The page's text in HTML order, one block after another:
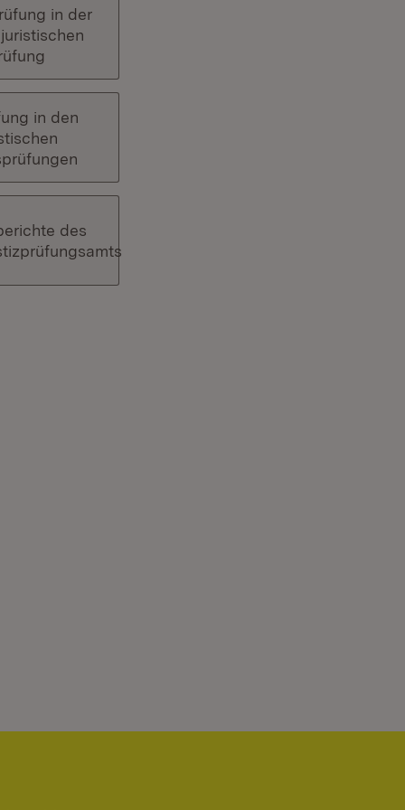
in der
in den
des